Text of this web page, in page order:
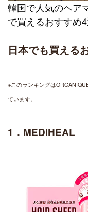
韓国で人気のヘア
で買えるおすすめ4
日本でも買える
※このランキングは
ています。
1．MEDIHEAL